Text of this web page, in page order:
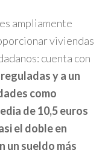
es ampliamente
viviendas
cuenta con
y a un
como
de 10,5 euros
el doble en
un sueldo más